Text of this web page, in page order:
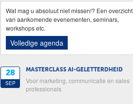
Wat mag u absoluut niet missen!? Een overzicht
van aankomende evenementen, seminars,
workshops etc.
Volledige agenda
28
SEP
MASTERCLASS AI-GELETTERDHEID
Voor marketing, communicatie en sales
professionals